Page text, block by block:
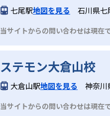
七尾駅地図を見る 石川県七
当サイトからの問い合わせは現在
ステモン大倉山校
大倉山駅地図を見る 神奈川
当サイトからの問い合わせは現在